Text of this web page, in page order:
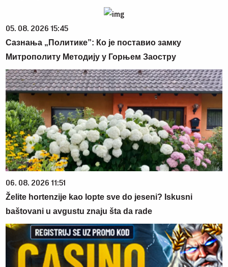
05. 08. 2026 15:45
Сазнања „Политике”: Ко је поставио замку
Митрополиту Методију у Горњем Заостру
06. 08. 2026 11:51
Želite hortenzije kao lopte sve do jeseni? Iskusni
baštovani u avgustu znaju šta da rade